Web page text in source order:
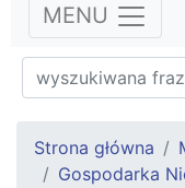
MENU
Strona główna
Gospodarka